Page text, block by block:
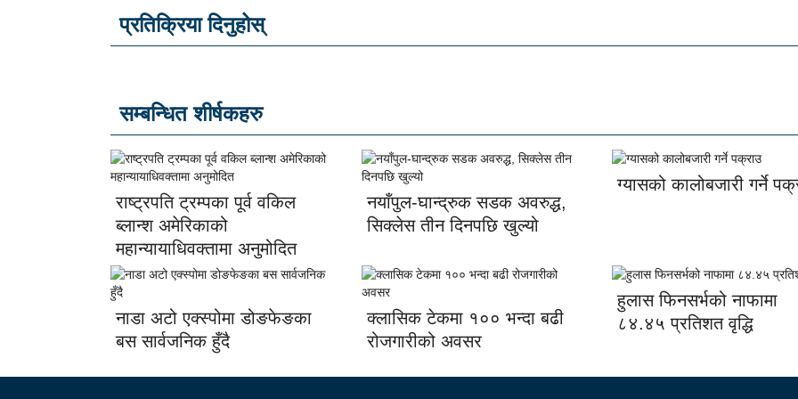
प्रतिक्रिया दिनुहोस्
सम्बन्धित शीर्षकहरु
राष्ट्रपति ट्रम्पका पूर्व वकिल
ब्लान्श अमेरिकाको
महान्यायाधिवक्तामा अनुमोदित
नयाँपुल-घान्द्रुक सडक अवरुद्ध,
सिक्लेस तीन दिनपछि खुल्यो
ग्यासको कालोबजारी गर्ने
नाडा अटो एक्स्पोमा डोङफेङका
बस सार्वजनिक हुँदै
क्लासिक टेकमा १०० भन्दा बढी
रोजगारीको अवसर
हुलास फिनसर्भको नाफामा
८४.४५ प्रतिशत वृद्धि